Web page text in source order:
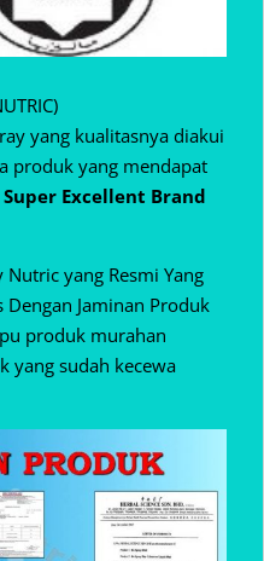
yang kualitasnya diakui
produk yang mendapat
Super Excellent Brand
yang Resmi Yang
Jaminan Produk
produk murahan
yang sudah kecewa